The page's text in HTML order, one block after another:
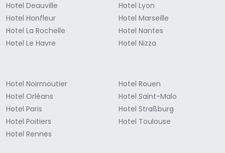
Hotel Deauville
Hotel Honfleur
Hotel La Rochelle
Hotel Le Havre
Hotel Lyon
Hotel Marseille
Hotel Nantes
Hotel Nizza
Hotel Noirmoutier
Hotel Orléans
Hotel Paris
Hotel Poitiers
Hotel Rennes
Hotel Rouen
Hotel Saint-Malo
Hotel Straßburg
Hotel Toulouse